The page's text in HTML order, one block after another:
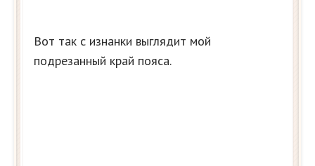
Вот так с изнанки выглядит мой
подрезанный край пояса.